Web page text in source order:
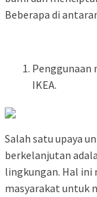
Beberapa di
Penggunaan
IKEA.
Salah satu upaya
berkelanjutan
lingkungan. Hal ini
masyarakat untuk